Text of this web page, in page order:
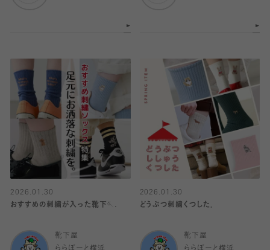
2026.01.30
おすすめの刺繍が入った靴下🪡.
靴下屋
2026.01.30
どうぶつ刺繍くつした．
靴下屋